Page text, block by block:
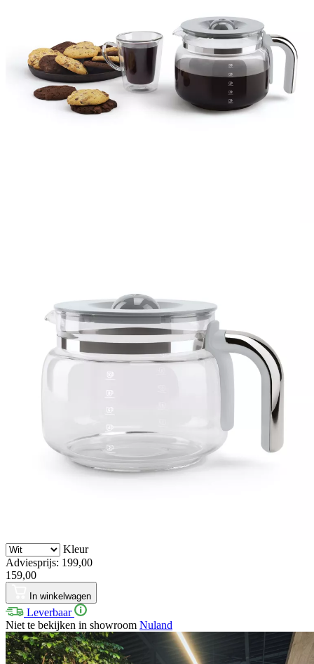
Kleur
Adviesprijs: 199,00
159,00
In winkelwagen
Leverbaar
Niet te bekijken in showroom Nuland